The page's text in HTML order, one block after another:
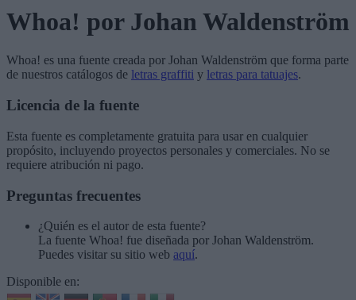
Whoa! por Johan Waldenström
Whoa! es una fuente creada por Johan Waldenström que forma parte
de nuestros catálogos de letras graffiti y letras para tatuajes.
Licencia de la fuente
Esta fuente es completamente gratuita para usar en cualquier
propósito, incluyendo proyectos personales y comerciales. No se
requiere atribución ni pago.
Preguntas frecuentes
¿Quién es el autor de esta fuente?
La fuente Whoa! fue diseñada por Johan Waldenström.
Puedes visitar su sitio web aquí.
Disponible en: